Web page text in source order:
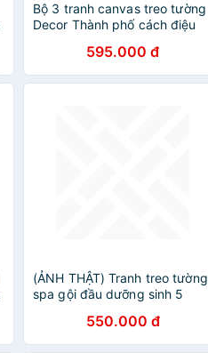
Bộ 3 tranh canvas treo tường
Decor Thành phố cách điệu
595.000 đ
(ẢNH THẬT) Tranh treo tường
spa gội đầu dưỡng sinh 5
550.000 đ